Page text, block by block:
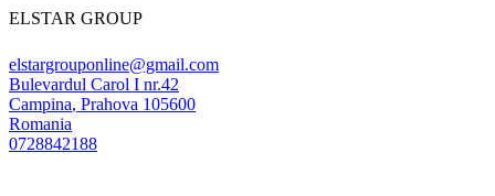
ELSTAR GROUP
elstargrouponline@gmail.com
Bulevardul Carol I nr.42
Campina, Prahova 105600
Romania
0728842188